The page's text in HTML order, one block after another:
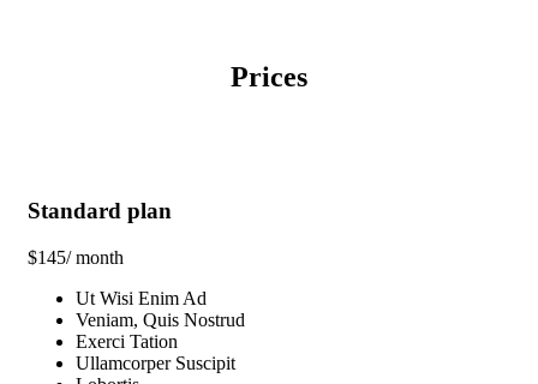
Prices
Standard plan
$145/ month
Ut Wisi Enim Ad
Veniam, Quis Nostrud
Exerci Tation
Ullamcorper Suscipit